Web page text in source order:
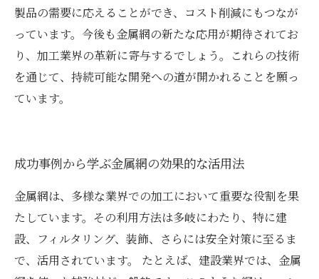
製品の需要に応えることができ、コスト削減にもつなが
っています。今後も金属網の新たな応用が期待されてお
り、加工業界の革新に寄与するでしょう。これらの技術
を通じて、持続可能な開発への道が開かれることを願っ
ています。
成功事例から学ぶ金属網の効果的な活用法
金属網は、多様な業界での加工において重要な役割を果
たしています。その利用方法は多岐にわたり、特に建
設、フィルタリング、装飾、さらには安全対策に至るま
で、活用されています。 たとえば、建設業界では、金属